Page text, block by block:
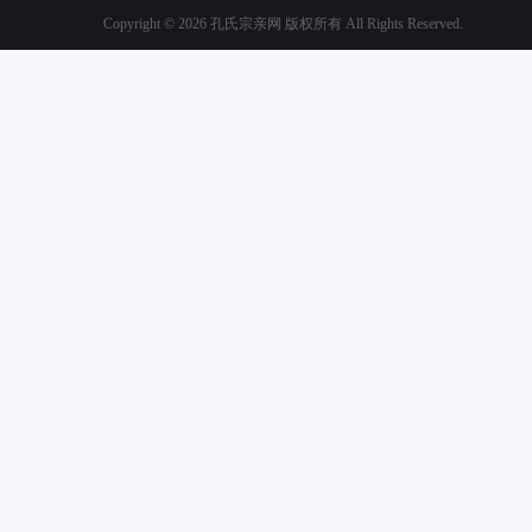
Copyright © 2026 孔氏宗亲网 版权所有 All Rights Reserved.